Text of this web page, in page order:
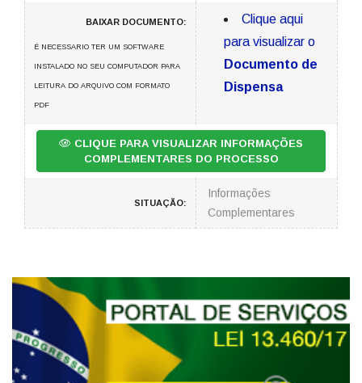
BAIXAR DOCUMENTO:
É NECESSARIO TER UM SOFTWARE
INSTALADO NO SEU COMPUTADOR PARA
LEITURA DO ARQUIVO COM FORMATO
PDF
Clique aqui
para visualizar o
Documento de
Dispensa
CLIQUE PARA VISUALIZAR INFORMAÇÕES
COMPLEMENTARES DO PROCESSO
SITUAÇÃO:
Informações
Complementares